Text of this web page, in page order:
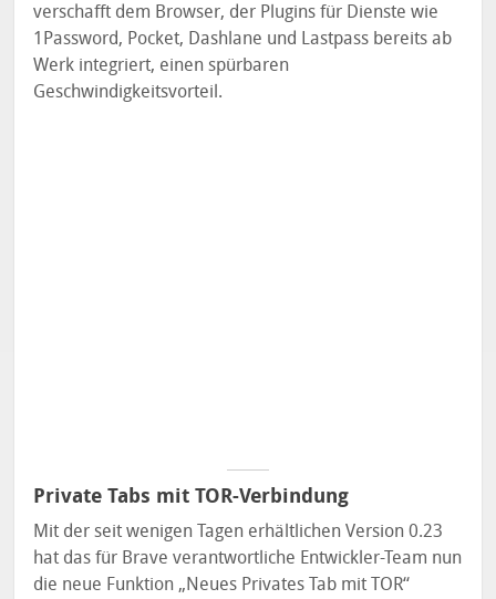
verschafft dem Browser, der Plugins für Dienste wie
1Password, Pocket, Dashlane und Lastpass bereits ab
Werk integriert, einen spürbaren
Geschwindigkeitsvorteil.
Private Tabs mit TOR-Verbindung
Mit der seit wenigen Tagen erhältlichen Version 0.23
hat das für Brave verantwortliche Entwickler-Team nun
die neue Funktion „Neues Privates Tab mit TOR“